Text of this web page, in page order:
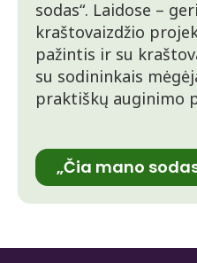
sodas“. Laidose –
kraštovaizdžio
pažintis ir su
su sodininkais
praktiškų auginimo
„Čia mano